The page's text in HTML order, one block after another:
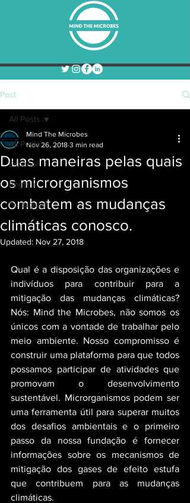
Post
All Posts
Español
English
Portugues
All Posts
Duas maneiras pelas quais
os microrganismos
combatem as mudanças
climáticas conosco.
Mind The Microbes
Nov 26, 2018 3 min read
Updated: Nov 27, 2018
Qual é a disposição das organizações e
indivíduos para contribuir para a
mitigação das mudanças climáticas?
Nós: Mind the Microbes, não somos os
únicos com a vontade de trabalhar pelo
meio ambiente. Nosso compromisso é
construir uma plataforma para que todos
possamos participar de atividades que
promovam o desenvolvimento
sustentável. Microrganismos podem ser
uma ferramenta útil para superar muitos
dos desafios ambientais e o primeiro
passo da nossa fundação é fornecer
informações sobre os mecanismos de
mitigação dos gases de efeito estufa
que contribuem para as mudanças
climáticas.